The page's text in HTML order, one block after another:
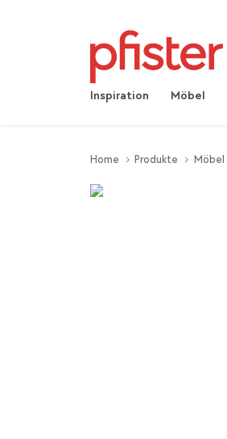
Inspiration Möbel
Home Produkte Möbel